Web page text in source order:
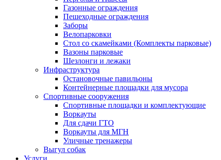
Газонные ограждения
Пешеходные ограждения
Заборы
Велопарковки
Стол со скамейками (Комплекты парковые)
Вазоны парковые
Шезлонги и лежаки
Инфраструктура
Остановочные павильоны
Контейнерные площадки для мусора
Спортивные сооружения
Спортивные площадки и комплектующие
Воркауты
Для сдачи ГТО
Воркауты для МГН
Уличные тренажеры
Выгул собак
Услуги